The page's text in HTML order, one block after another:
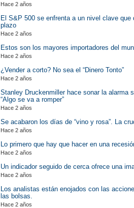
Hace 2 años
El S&P 500 se enfrenta a un nivel clave
plazo
Hace 2 años
Estos son los mayores importadores del
Hace 2 años
¿Vender a corto? No sea el “Dinero Tonto”
Hace 2 años
Stanley Druckenmiller hace sonar la alarma
“Algo se va a romper”
Hace 2 años
Se acabaron los días de “vino y rosa”. La
Hace 2 años
Lo primero que hay que hacer en una
Hace 2 años
Un indicador seguido de cerca ofrece una
Hace 2 años
Los analistas están enojados con las
las bolsas.
Hace 2 años